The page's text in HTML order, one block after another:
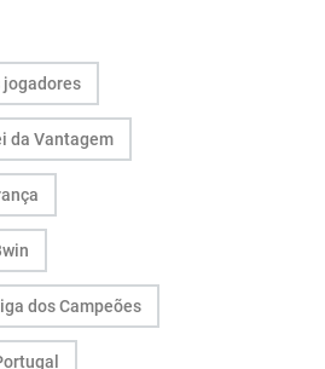
jogadores
da Vantagem
dos Campeões